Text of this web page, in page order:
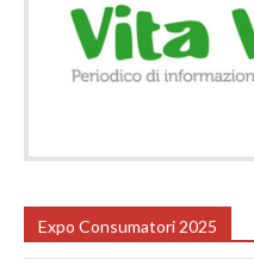
Expo Consumatori 2025